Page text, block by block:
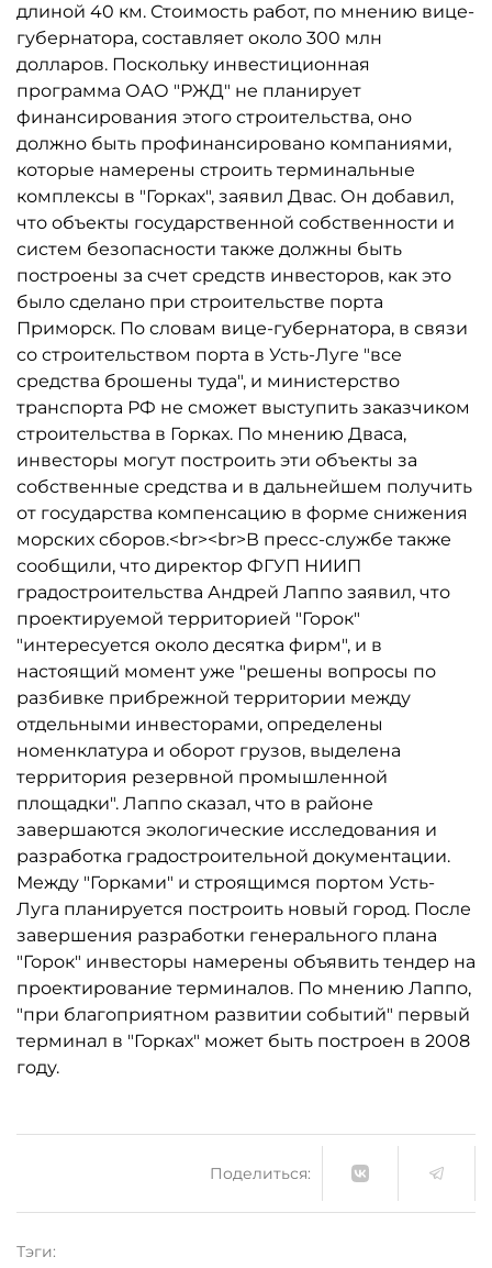
длиной 40 км. Стоимость работ, по мнению вице-
губернатора, составляет около 300 млн
долларов. Поскольку инвестиционная
программа ОАО "РЖД" не планирует
финансирования этого строительства, оно
должно быть профинансировано компаниями,
которые намерены строить терминальные
комплексы в "Горках", заявил Двас. Он добавил,
что объекты государственной собственности и
систем безопасности также должны быть
построены за счет средств инвесторов, как это
было сделано при строительстве порта
Приморск. По словам вице-губернатора, в связи
со строительством порта в Усть-Луге "все
средства брошены туда", и министерство
транспорта РФ не сможет выступить заказчиком
строительства в Горках. По мнению Дваса,
инвесторы могут построить эти объекты за
собственные средства и в дальнейшем получить
от государства компенсацию в форме снижения
морских сборов.<br><br>В пресс-службе также
сообщили, что директор ФГУП НИИП
градостроительства Андрей Лаппо заявил, что
проектируемой территорией "Горок"
"интересуется около десятка фирм", и в
настоящий момент уже "решены вопросы по
разбивке прибрежной территории между
отдельными инвесторами, определены
номенклатура и оборот грузов, выделена
территория резервной промышленной
площадки". Лаппо сказал, что в районе
завершаются экологические исследования и
разработка градостроительной документации.
Между "Горками" и строящимся портом Усть-
Луга планируется построить новый город. После
завершения разработки генерального плана
"Горок" инвесторы намерены объявить тендер на
проектирование терминалов. По мнению Лаппо,
"при благоприятном развитии событий" первый
терминал в "Горках" может быть построен в 2008
году.
Поделиться:
Тэги: